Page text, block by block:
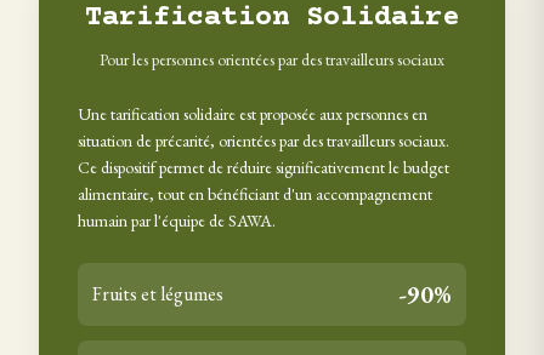
Tarification Solidaire
Pour les personnes orientées par des travailleurs sociaux
Une tarification solidaire est proposée aux personnes en
situation de précarité, orientées par des travailleurs sociaux.
Ce dispositif permet de réduire significativement le budget
alimentaire, tout en bénéficiant d'un accompagnement
humain par l'équipe de SAWA.
Fruits et légumes -90%